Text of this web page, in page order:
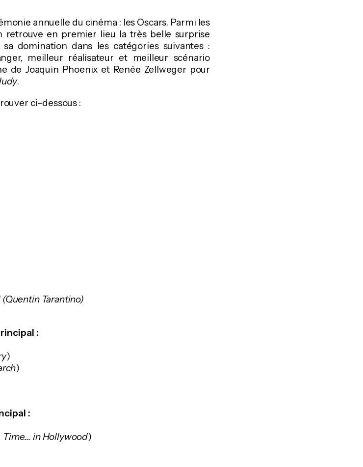
annuelle du cinéma : les Oscars. Parmi les
retrouve en premier lieu la très belle surprise
sa domination dans les catégories suivantes :
meilleur réalisateur et meilleur scénario
de Joaquin Phoenix et Renée Zellweger pour
.
ci-dessous :
Tarantino)
:
)
)
:
Time... in Hollywood)